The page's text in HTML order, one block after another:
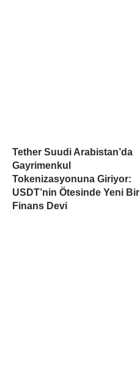
Tether Suudi Arabistan’da
Gayrimenkul
Tokenizasyonuna Giriyor:
USDT’nin Ötesinde Yeni Bir
Finans Devi